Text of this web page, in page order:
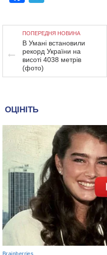
ПОПЕРЕДНЯ НОВИНА
В Умані встановили
рекорд України на
висоті 4038 метрів
(фото)